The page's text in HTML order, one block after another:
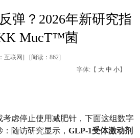
弹？2026年新研究指
MucT™菌
互联网] [阅读：862]
字体:【 大 中 小】
考虑停止使用减肥针，下面这组数字
：随访研究显示，GLP-1受体激动剂